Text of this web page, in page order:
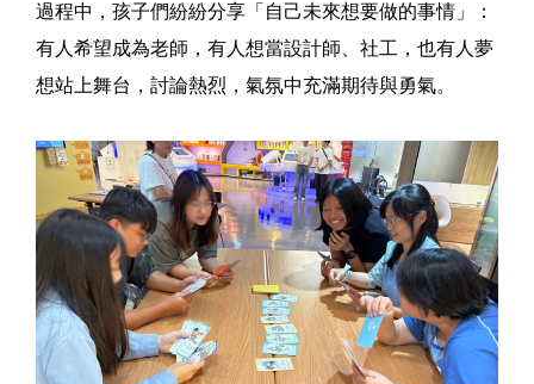
過程中，孩子們紛紛分享「自己未來想要做的事情」：
有人希望成為老師，有人想當設計師、社工，也有人夢
想站上舞台，討論熱烈，氣氛中充滿期待與勇氣。